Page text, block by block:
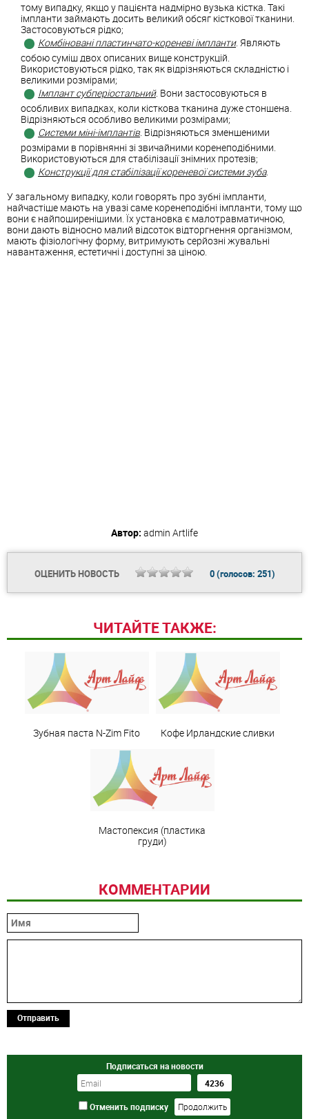
тому випадку, якщо у пацієнта надмірно вузька кістка. Такі
імпланти займають досить великий обсяг кісткової тканини.
Застосовуються рідко;
Комбіновані пластинчато-кореневі імпланти. Являють
собою суміш двох описаних вище конструкцій.
Використовуються рідко, так як відрізняються складністю і
великими розмірами;
Імплант субперіостальний. Вони застосовуються в
особливих випадках, коли кісткова тканина дуже стоншена.
Відрізняються особливо великими розмірами;
Системи міні-імплантів. Відрізняються зменшеними
розмірами в порівнянні зі звичайними коренеподібними.
Використовуються для стабілізації знімних протезів;
Конструкції для стабілізації кореневої системи зуба.
У загальному випадку, коли говорять про зубні імпланти,
найчастіше мають на увазі саме коренеподібні імпланти, тому що
вони є найпоширенішими. Їх установка є малотравматичною,
вони дають відносно малий відсоток відторгнення організмом,
мають фізіологічну форму, витримують серйозні жувальні
навантаження, естетичні і доступні за ціною.
Автор: admin Artlife
ОЦЕНИТЬ НОВОСТЬ 0(голосов: 251)
ЧИТАЙТЕ ТАКЖЕ:
Зубная паста N-Zim Fito Кофе Ирландские сливки
Мастопексия (пластика
груди)
КОММЕНТАРИИ
Отправить
Подписаться на новости
Отменить подписку